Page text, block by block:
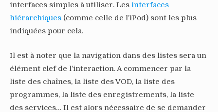
interfaces simples à utiliser. Les interfaces
hiérarchiques (comme celle de l’iPod) sont les plus
indiquées pour cela.
Il est à noter que la navigation dans des listes sera un
élément clef de l’interaction. A commencer par la
liste des chaînes, la liste des VOD, la liste des
programmes, la liste des enregistrements, la liste
des services… Il est alors nécessaire de se demander